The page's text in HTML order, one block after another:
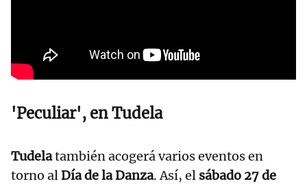
'Peculiar', en Tudela
Tudelatambién acogerá varios eventos en
torno alDía de la Danza. Así, el sábado 27 de